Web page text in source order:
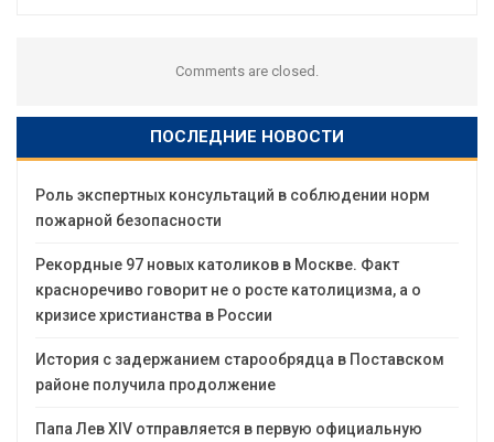
Comments are closed.
ПОСЛЕДНИЕ НОВОСТИ
Роль экспертных консультаций в соблюдении норм
пожарной безопасности
Рекордные 97 новых католиков в Москве. Факт
красноречиво говорит не о росте католицизма, а о
кризисе христианства в России
История с задержанием старообрядца в Поставском
районе получила продолжение
Папа Лев XIV отправляется в первую официальную